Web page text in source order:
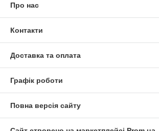
Про нас
Контакти
Доставка та оплата
Графік роботи
Повна версія сайту